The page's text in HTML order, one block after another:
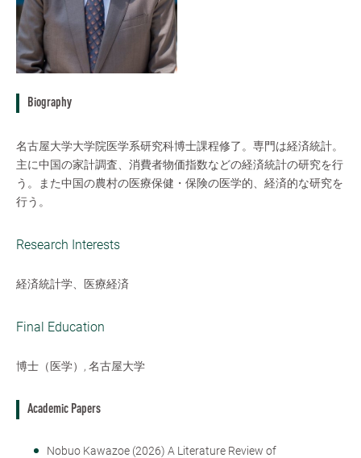
Biography
名古屋大学大学院医学系研究科博士課程修了。専門は経済統計。
主に中国の家計調査、消費者物価指数などの経済統計の研究を行
う。また中国の農村の医療保健・保険の医学的、経済的な研究を
行う。
Research Interests
経済統計学、医療経済
Final Education
博士（医学）, 名古屋大学
Academic Papers
Nobuo Kawazoe (2026) A Literature Review of